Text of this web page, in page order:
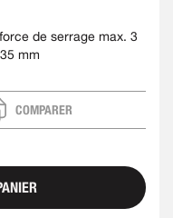
de serrage max. 3
mm
COMPARER